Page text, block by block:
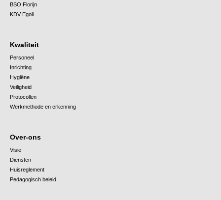
BSO Florijn
KDV Egoli
Kwaliteit
Personeel
Inrichting
Hygiëne
Veiligheid
Protocollen
Werkmethode en erkenning
Over-ons
Visie
Diensten
Huisreglement
Pedagogisch beleid